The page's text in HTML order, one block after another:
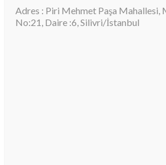
Adres : Piri Mehmet Paşa Mahallesi,
No:21, Daire :6, Silivri/İstanbul